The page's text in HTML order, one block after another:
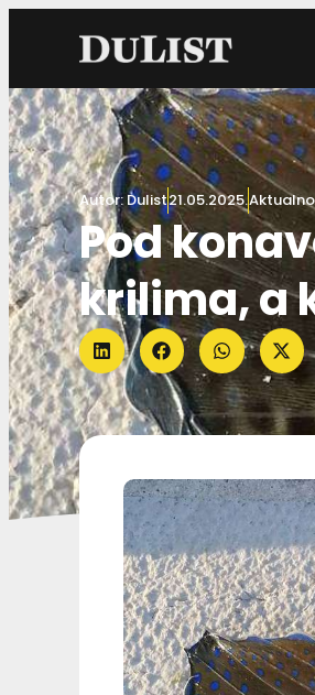
Autor:Dulist21.05.2025.Aktualno
Pod
krilima, a